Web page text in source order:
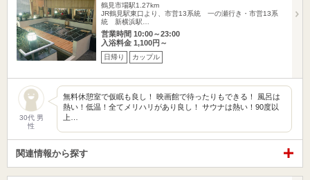
鶴見市場駅1.27km
JR鶴見駅東口より、市営13系統 一の瀬行き・市営13系
統 新横浜駅…
営業時間 10:00～23:00
入浴料金 1,100円～
日帰り カップル
30代 男
性
無料休憩室で仮眠も良し！ 映画館で待ったりもできる！ 風呂は
熱い！低温！全てメリハリがあり良し！ サウナは熱い！90度以
上…
関連情報から探す